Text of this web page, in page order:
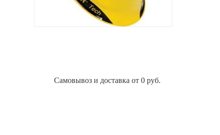
Самовывоз и доставка от 0 руб.